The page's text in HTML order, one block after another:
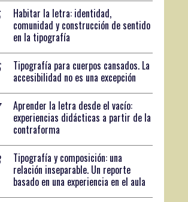
Habitar la letra: identidad,
comunidad y construcción de sentido
en la tipografía
Tipografía para cuerpos cansados. La
accesibilidad no es una excepción
Aprender la letra desde el vacío:
experiencias didácticas a partir de la
contraforma
Tipografía y composición: una
relación inseparable. Un reporte
basado en una experiencia en el aula